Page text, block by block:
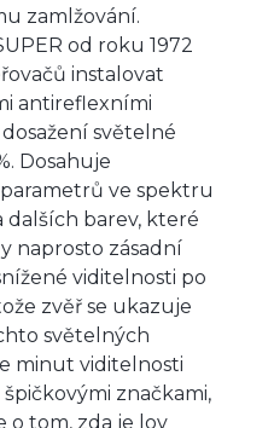
zamlžování.
od roku 1972
instalovat
antireflexními
světelné
Dosahuje
ve spektru
dalších barev, které
naprosto zásadní
viditelnosti po
zvěř se ukazuje
světelných
minut viditelnosti
značkami,
o tom, zda je lov